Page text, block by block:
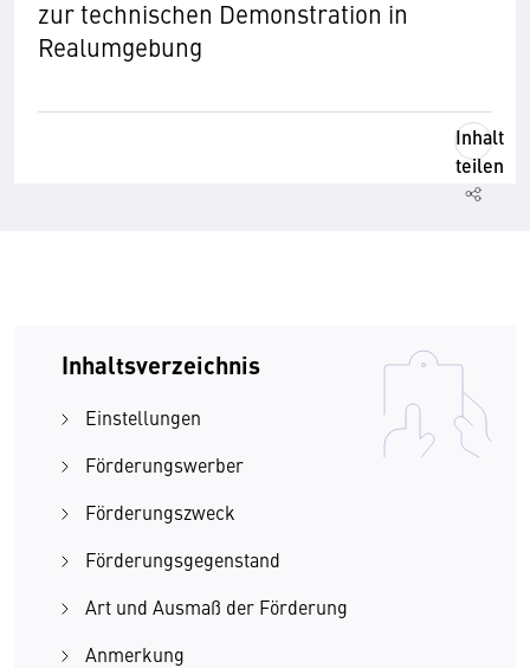
zur technischen Demonstration in
Realumgebung
Inhalt
teilen
Inhaltsverzeichnis
Einstellungen
Förderungswerber
Förderungszweck
Förderungsgegenstand
Art und Ausmaß der Förderung
Anmerkung